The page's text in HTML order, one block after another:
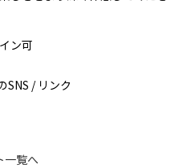
ン可
SNS / リンク
一覧へ